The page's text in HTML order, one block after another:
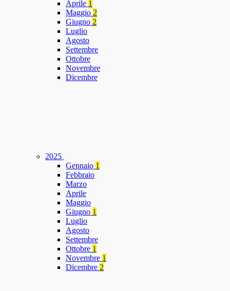
Aprile 1
Maggio 2
Giugno 2
Luglio
Agosto
Settembre
Ottobre
Novembre
Dicembre
2025
Gennaio 1
Febbraio
Marzo
Aprile
Maggio
Giugno 1
Luglio
Agosto
Settembre
Ottobre 1
Novembre 1
Dicembre 2